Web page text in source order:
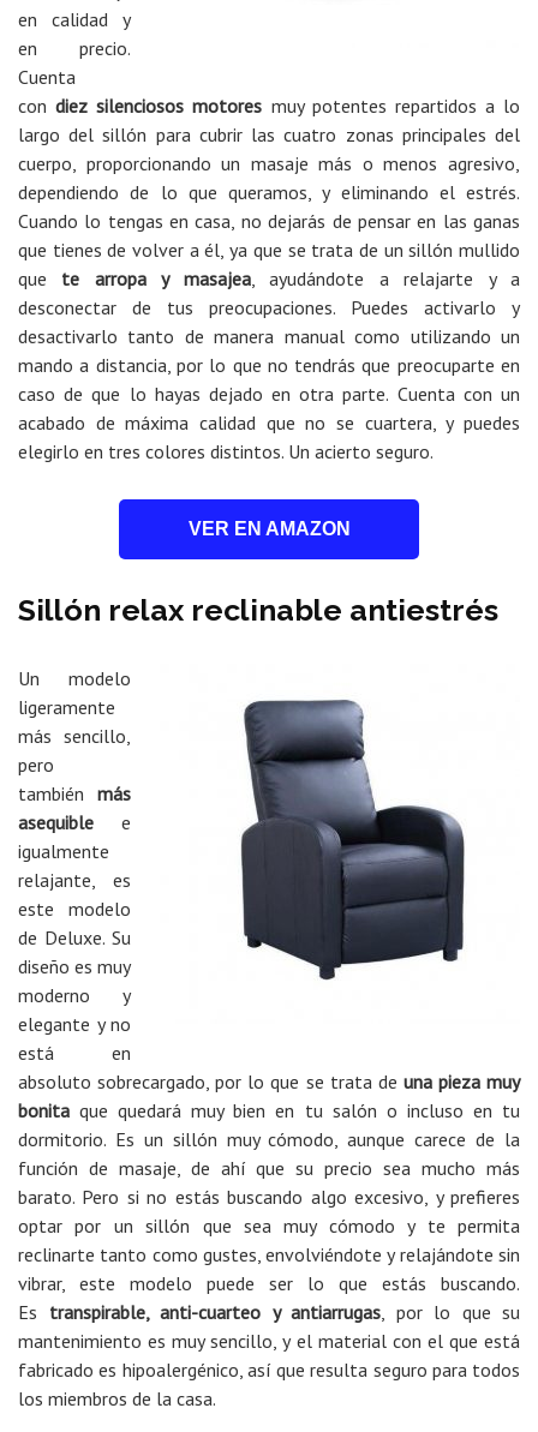
en calidad y
en precio.
Cuenta
condiez silenciosos motores muy potentes repartidos a lo
largo del sillón para cubrir las cuatro zonas principales del
cuerpo, proporcionando un masaje más o menos agresivo,
dependiendo de lo que queramos, y eliminando el estrés.
Cuando lo tengas en casa, no dejarás de pensar en las ganas
que tienes de volver a él, ya que se trata de un sillón mullido
que te arropa y masajea, ayudándote a relajarte y a
desconectar de tus preocupaciones. Puedes activarlo y
desactivarlo tanto de manera manual como utilizando un
mando a distancia, por lo que no tendrás que preocuparte en
caso de que lo hayas dejado en otra parte. Cuenta con un
acabado de máxima calidad que no se cuartera, y puedes
elegirlo en tres colores distintos. Un acierto seguro.
VER EN AMAZON
Sillón relax reclinable antiestrés
Un modelo
ligeramente
más sencillo,
pero
también más
asequible e
igualmente
relajante, es
este modelo
de Deluxe. Su
diseño es muy
moderno y
elegante y no
está en
absoluto sobrecargado, por lo que se trata de una pieza muy
bonita que quedará muy bien en tu salón o incluso en tu
dormitorio. Es un sillón muy cómodo, aunque carece de la
función de masaje, de ahí que su precio sea mucho más
barato. Pero si no estás buscando algo excesivo, y prefieres
optar por un sillón que sea muy cómodo y te permita
reclinarte tanto como gustes, envolviéndote y relajándote sin
vibrar, este modelo puede ser lo que estás buscando.
Es transpirable, anti-cuarteo y antiarrugas, por lo que su
mantenimiento es muy sencillo, y el material con el que está
fabricado es hipoalergénico, así que resulta seguro para todos
los miembros de la casa.